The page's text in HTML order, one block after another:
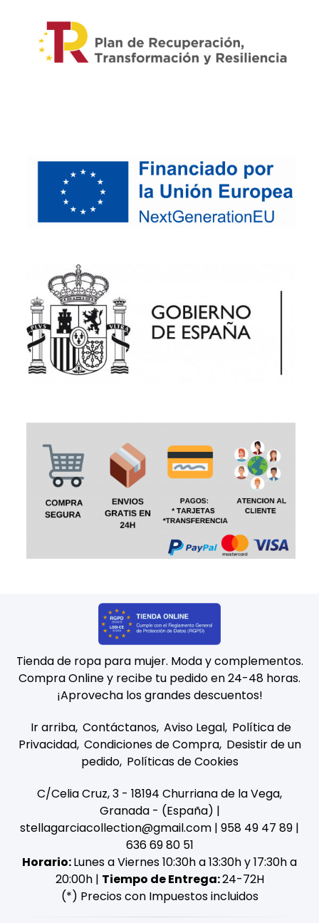
Tienda de ropa para mujer. Moda y complementos.
Compra Online y recibe tu pedido en 24-48 horas.
¡Aprovecha los grandes descuentos!
Ir arriba Contáctanos Aviso Legal Política de
Privacidad Condiciones de Compra Desistir de un
pedido Políticas de Cookies
C/Celia Cruz, 3 - 18194 Churriana de la Vega,
Granada - (España) |
stellagarciacollection@gmail.com | 958 49 47 89 |
636 69 80 51
Horario:Lunes a Viernes 10:30h a 13:30h y 17:30h a
20:00h | Tiempo de Entrega:24-72H
(*) Precios con Impuestos incluidos